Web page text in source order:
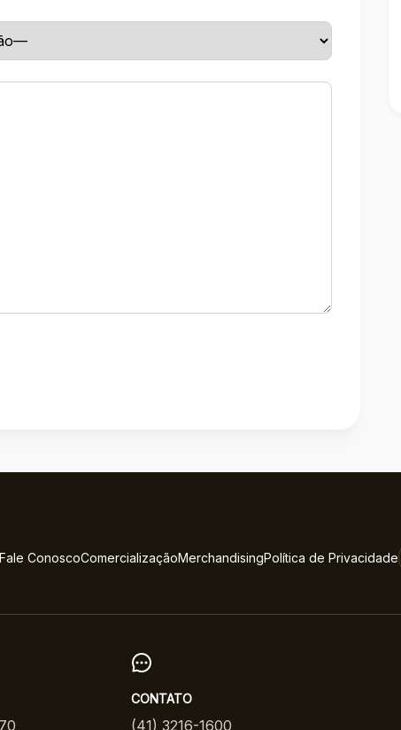
Fale ConoscoComercializaçãoMerchandisingPolítica de Privacidade
CONTATO
(41) 3216-1600